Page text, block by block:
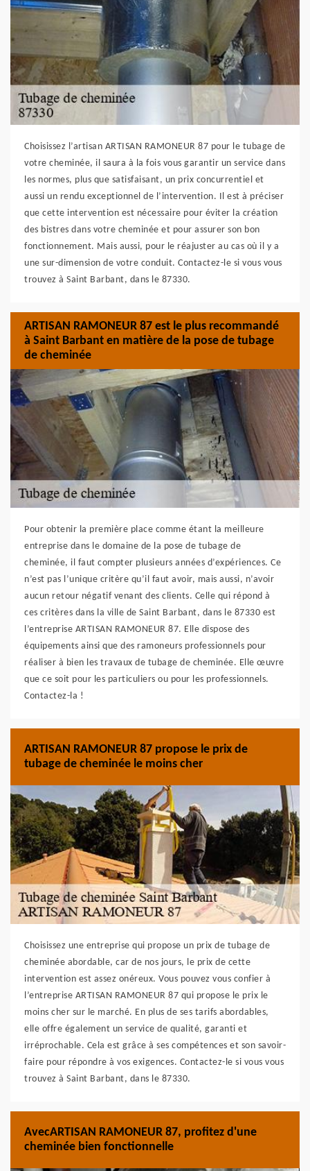
Choisissez l’artisan ARTISAN RAMONEUR 87 pour le tubage de
votre cheminée, il saura à la fois vous garantir un service dans
les normes, plus que satisfaisant, un prix concurrentiel et
aussi un rendu exceptionnel de l’intervention. Il est à préciser
que cette intervention est nécessaire pour éviter la création
des bistres dans votre cheminée et pour assurer son bon
fonctionnement. Mais aussi, pour le réajuster au cas où il y a
une sur-dimension de votre conduit. Contactez-le si vous vous
trouvez à Saint Barbant, dans le 87330.
ARTISAN RAMONEUR 87 est le plus recommandé
à Saint Barbant en matière de la pose de tubage
de cheminée
Pour obtenir la première place comme étant la meilleure
entreprise dans le domaine de la pose de tubage de
cheminée, il faut compter plusieurs années d’expériences. Ce
n’est pas l’unique critère qu’il faut avoir, mais aussi, n’avoir
aucun retour négatif venant des clients. Celle qui répond à
ces critères dans la ville de Saint Barbant, dans le 87330 est
l’entreprise ARTISAN RAMONEUR 87. Elle dispose des
équipements ainsi que des ramoneurs professionnels pour
réaliser à bien les travaux de tubage de cheminée. Elle œuvre
que ce soit pour les particuliers ou pour les professionnels.
Contactez-la !
ARTISAN RAMONEUR 87 propose le prix de
tubage de cheminée le moins cher
Choisissez une entreprise qui propose un prix de tubage de
cheminée abordable, car de nos jours, le prix de cette
intervention est assez onéreux. Vous pouvez vous confier à
l’entreprise ARTISAN RAMONEUR 87 qui propose le prix le
moins cher sur le marché. En plus de ses tarifs abordables,
elle offre également un service de qualité, garanti et
irréprochable. Cela est grâce à ses compétences et son savoir-
faire pour répondre à vos exigences. Contactez-le si vous vous
trouvez à Saint Barbant, dans le 87330.
AvecARTISAN RAMONEUR 87, profitez d'une
cheminée bien fonctionnelle